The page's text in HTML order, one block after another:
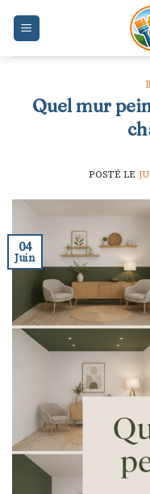
Quel mur
POSTÉ LE
04
Juin